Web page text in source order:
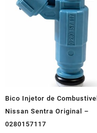
Bico Injetor de Combustivel
Nissan Sentra Original –
0280157117